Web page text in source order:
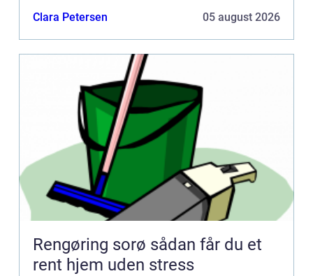
Clara Petersen 05 august 2026
Rengøring sorø sådan får du et
rent hjem uden stress